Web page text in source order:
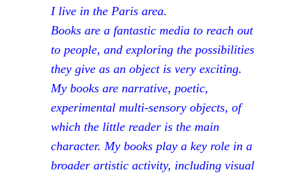
I live in the Paris area.
Books are a fantastic media to reach out
to people, and exploring the possibilities
they give as an object is very exciting.
My books are narrative, poetic,
experimental multi-sensory objects, of
which the little reader is the main
character. My books play a key role in a
broader artistic activity, including visual